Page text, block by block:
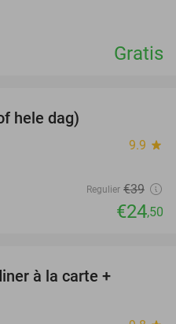
Gratis
hele dag)
9.9 star
Regulier €39
€24,50
à la carte +